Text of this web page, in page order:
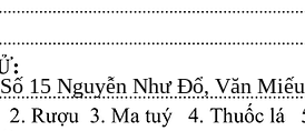
Số 15 Nguyễn Như Đổ, Văn Miếu​​​​